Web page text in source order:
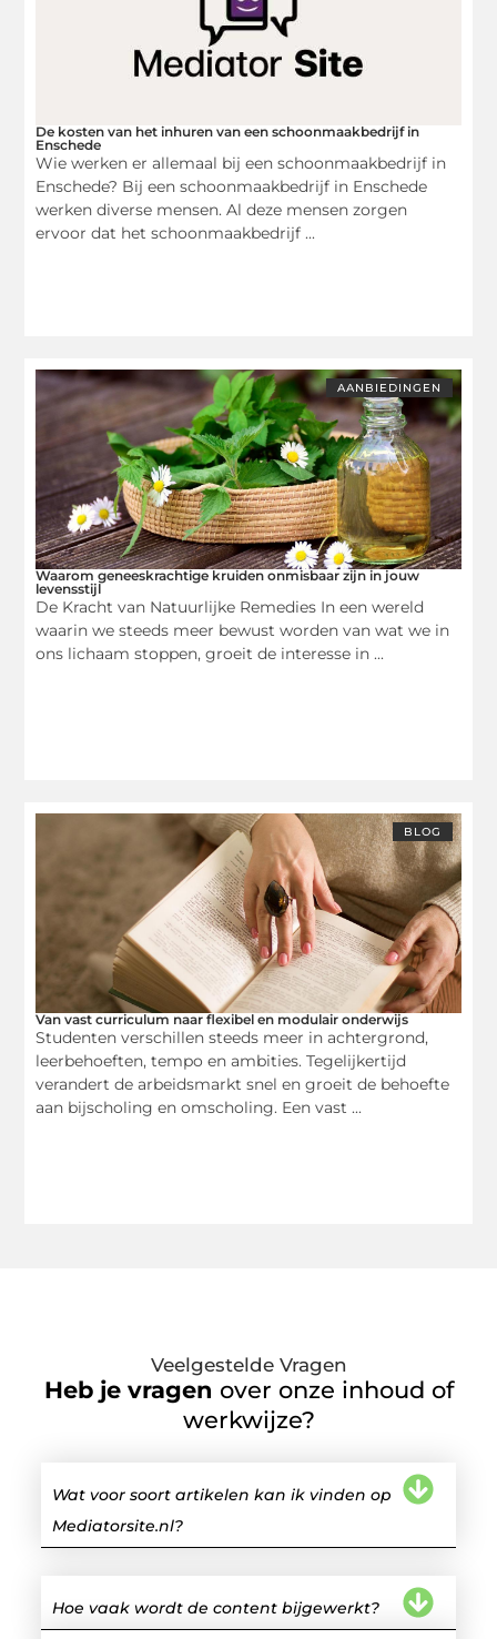
De kosten van het inhuren van een schoonmaakbedrijf in
Enschede
Wie werken er allemaal bij een schoonmaakbedrijf in
Enschede? Bij een schoonmaakbedrijf in Enschede
werken diverse mensen. Al deze mensen zorgen
ervoor dat het schoonmaakbedrijf ...
AANBIEDINGEN
Waarom geneeskrachtige kruiden onmisbaar zijn in jouw
levensstijl
De Kracht van Natuurlijke Remedies In een wereld
waarin we steeds meer bewust worden van wat we in
ons lichaam stoppen, groeit de interesse in ...
BLOG
Van vast curriculum naar flexibel en modulair onderwijs
Studenten verschillen steeds meer in achtergrond,
leerbehoeften, tempo en ambities. Tegelijkertijd
verandert de arbeidsmarkt snel en groeit de behoefte
aan bijscholing en omscholing. Een vast ...
Veelgestelde Vragen
Heb je vragen over onze inhoud of
werkwijze?
Wat voor soort artikelen kan ik vinden op
Mediatorsite.nl?
Hoe vaak wordt de content bijgewerkt?